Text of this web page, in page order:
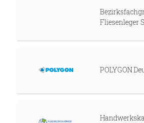
Fliesenleger
POLYGON